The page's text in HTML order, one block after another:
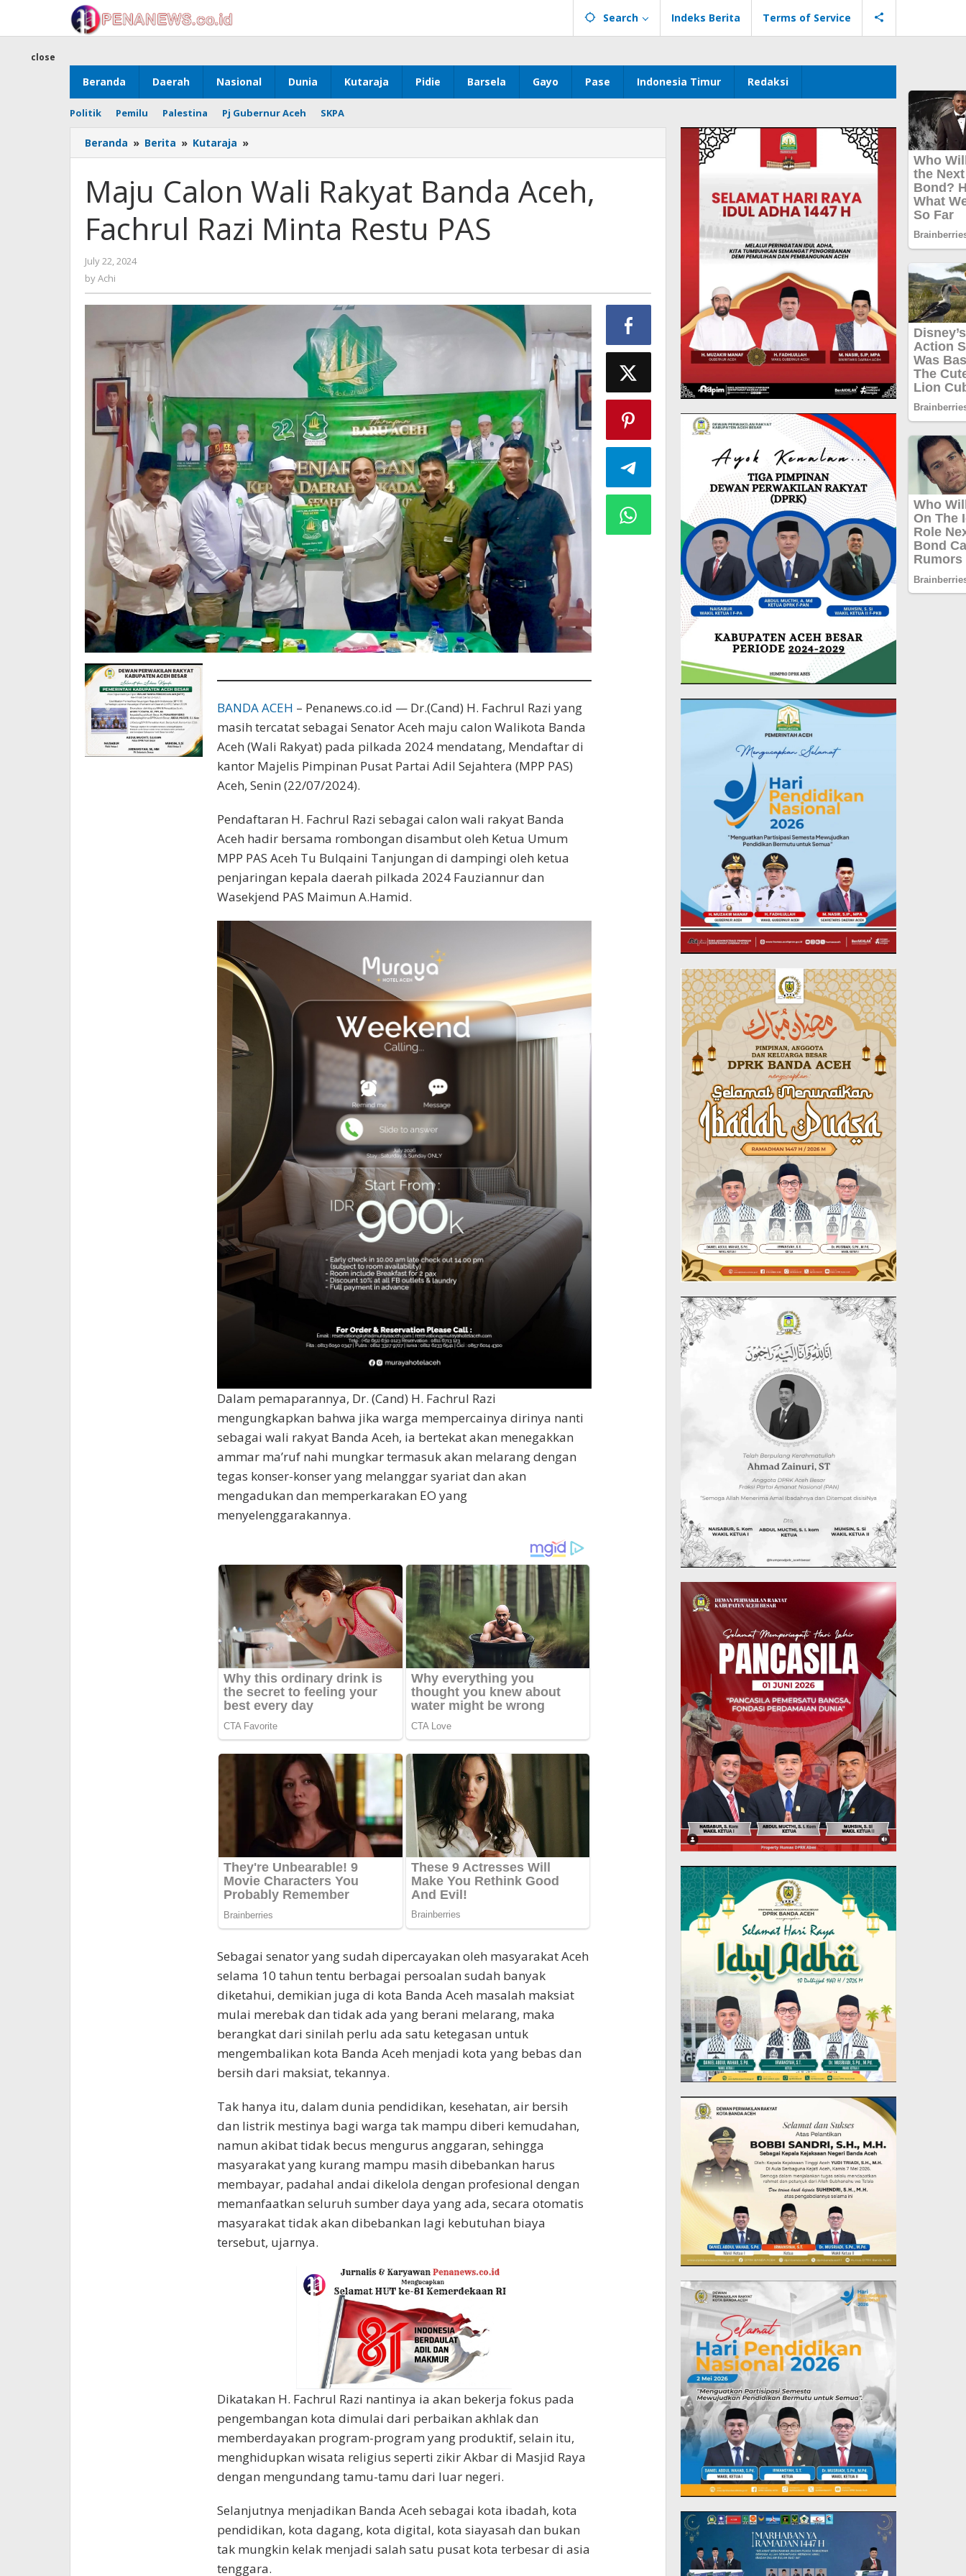
content
Search Indeks Berita Terms of Service
Beranda Daerah Nasional Dunia Kutaraja Pidie Barsela Gayo Pase Indonesia Timur Redaksi
Politik Pemilu Palestina Pj Gubernur Aceh SKPA
close
Beranda » Berita » Kutaraja »
Calon
Rakyat
Banda
Aceh,
Fachrul
PAS
Maju Calon Wali Rakyat Banda Aceh,
Fachrul Razi Minta Restu PAS
July 22, 2024
byAchi
BANDA ACEH – Penanews.co.id — Dr.(Cand) H. Fachrul Razi yang
masih tercatat sebagai Senator Aceh maju calon Walikota Banda
Aceh (Wali Rakyat) pada pilkada 2024 mendatang, Mendaftar di
kantor Majelis Pimpinan Pusat Partai Adil Sejahtera (MPP PAS)
Aceh, Senin (22/07/2024).
Pendaftaran H. Fachrul Razi sebagai calon wali rakyat Banda
Aceh hadir bersama rombongan disambut oleh Ketua Umum
MPP PAS Aceh Tu Bulqaini Tanjungan di dampingi oleh ketua
penjaringan kepala daerah pilkada 2024 Fauziannur dan
Wasekjend PAS Maimun A.Hamid.
Dalam pemaparannya, Dr. (Cand) H. Fachrul Razi
mengungkapkan bahwa jika warga mempercainya dirinya nanti
sebagai wali rakyat Banda Aceh, ia bertekat akan menegakkan
ammar ma’ruf nahi mungkar termasuk akan melarang dengan
tegas konser-konser yang melanggar syariat dan akan
mengadukan dan memperkarakan EO yang
menyelenggarakannya.
Sebagai senator yang sudah dipercayakan oleh masyarakat Aceh
selama 10 tahun tentu berbagai persoalan sudah banyak
diketahui, demikian juga di kota Banda Aceh masalah maksiat
mulai merebak dan tidak ada yang berani melarang, maka
berangkat dari sinilah perlu ada satu ketegasan untuk
mengembalikan kota Banda Aceh menjadi kota yang bebas dan
bersih dari maksiat, tekannya.
Tak hanya itu, dalam dunia pendidikan, kesehatan, air bersih
dan listrik mestinya bagi warga tak mampu diberi kemudahan,
namun akibat tidak becus mengurus anggaran, sehingga
masyarakat yang kurang mampu masih dibebankan harus
membayar, padahal andai dikelola dengan profesional dengan
memanfaatkan seluruh sumber daya yang ada, secara otomatis
masyarakat tidak akan dibebankan lagi kebutuhan biaya
tersebut, ujarnya.
Dikatakan H. Fachrul Razi nantinya ia akan bekerja fokus pada
pengembangan kota dimulai dari perbaikan akhlak dan
memberdayakan program-program yang produktif, selain itu,
menghidupkan wisata religius seperti zikir Akbar di Masjid Raya
dengan mengundang tamu-tamu dari luar negeri.
Selanjutnya menjadikan Banda Aceh sebagai kota ibadah, kota
pendidikan, kota dagang, kota digital, kota siayasah dan bukan
tak mungkin kelak menjadi salah satu pusat kota terbesar di asia
tenggara.